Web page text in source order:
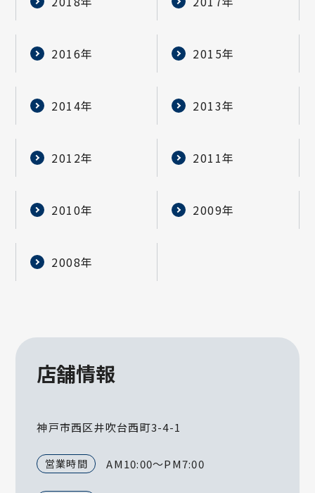
2016年 2015年
2014年 2013年
2012年 2011年
2010年 2009年
2008年
店舗情報
神戸市西区井吹台西町3-4-1
営業時間 AM10:00～PM7:00